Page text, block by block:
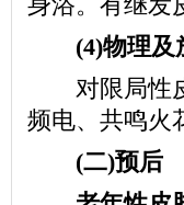
(4)物理及
对限局性皮
频电、共鸣火
(二)预后